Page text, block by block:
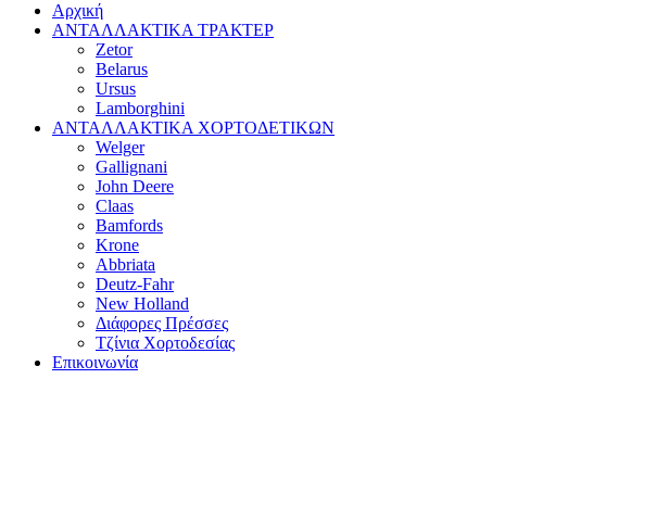
Αρχική
ΑΝΤΑΛΛΑΚΤΙΚΑ ΤΡΑΚΤΕΡ
Zetor
Belarus
Ursus
Lamborghini
ΑΝΤΑΛΛΑΚΤΙΚΑ ΧΟΡΤΟΔΕΤΙΚΩΝ
Welger
Gallignani
John Deere
Claas
Bamfords
Krone
Abbriata
Deutz-Fahr
New Holland
Διάφορες Πρέσσες
Τζίνια Χορτοδεσίας
Επικοινωνία